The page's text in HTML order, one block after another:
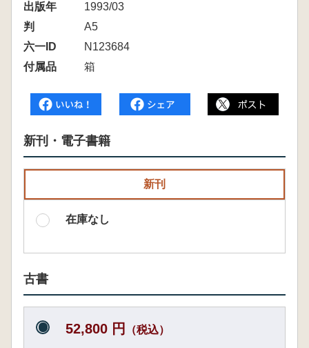
出版年
1993/03
判
A5
六一ID
N123684
付属品
箱
新刊・電子書籍
新刊
在庫なし
古書
52,800 円 （税込）